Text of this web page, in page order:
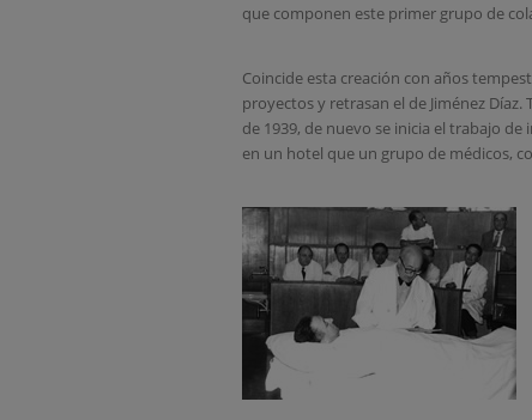
que componen este primer grupo de
Coincide esta creación con años
proyectos y retrasan el de Jiménez
de 1939, de nuevo se inicia el trabajo
en un hotel que un grupo de médicos,